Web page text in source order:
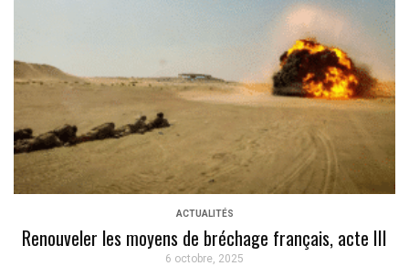
ACTUALITÉS
Renouveler les moyens de bréchage français, acte III
6 octobre, 2025